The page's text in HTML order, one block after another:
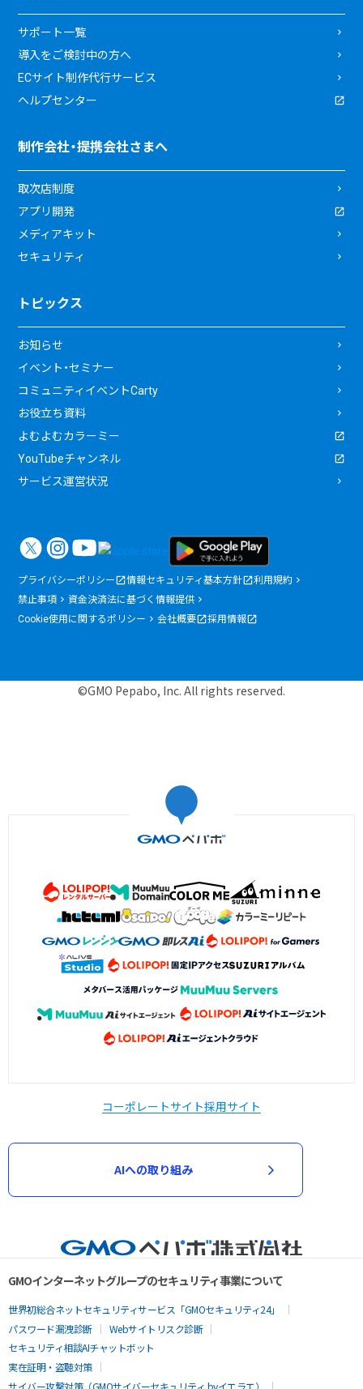
サポート一覧
導入をご検討中の方へ
ECサイト制作代行サービス
ヘルプセンター
制作会社・提携会社さまへ
取次店制度
アプリ開発
メディアキット
セキュリティ
トピックス
お知らせ
イベント・セミナー
コミュニティイベントCarty
お役立ち資料
よむよむカラーミー
YouTubeチャンネル
サービス運営状況
プライバシーポリシー 情報セキュリティ基本方針
利用規約
禁止事項
資金決済法に基づく情報提供
Cookie使用に関するポリシー
会社概要 採用情報
©GMO Pepabo, Inc. All rights reserved.
コーポレートサイト採用サイト
AIへの取り組み
GMOインターネットグループのセキュリティ事業について
世界初総合ネットセキュリティサービス「GMOセキュリティ24」
パスワード漏洩診断
Webサイトリスク診断
セキュリティ相談AIチャットボット
実在証明・盗聴対策
サイバー攻撃対策（GMOサイバーセキュリティ byイエラエ）